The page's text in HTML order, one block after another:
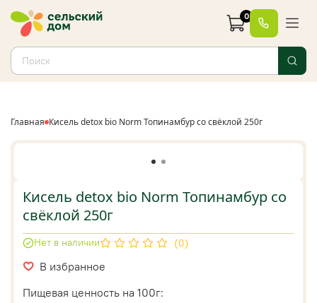
0
Главная Кисель detox bio Norm Топинамбур со свёклой 250г
Кисель detox bio Norm Топинамбур со
свёклой 250г
(0)
В избранное
Нет в наличии
Пищевая ценность на 100г: